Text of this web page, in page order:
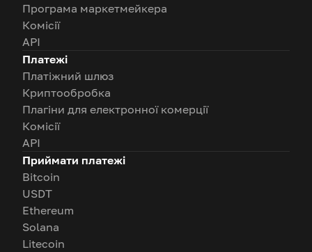
Програма маркетмейкера
Комісії
API
Платежі
Платіжний шлюз
Криптообробка
Плагіни для електронної комерції
Комісії
API
Приймати платежі
Bitcoin
USDT
Ethereum
Solana
Litecoin